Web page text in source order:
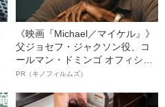
《映画『Michael／マイケル』》
父ジョセフ・ジャクソン役、コ
ールマン・ドミンゴ オフィシャ
ルインタビュー“観客を魅了した
語る”《日本興収70億円突破》
PR（キノフィルムズ）